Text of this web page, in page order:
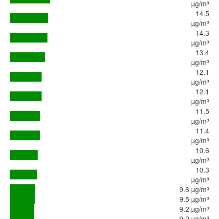
µg/m³
14.5
µg/m³
14.3
µg/m³
13.4
µg/m³
12.1
µg/m³
12.1
µg/m³
11.5
µg/m³
11.4
µg/m³
10.6
µg/m³
10.3
µg/m³
9.6 µg/m³
9.5 µg/m³
9.2 µg/m³